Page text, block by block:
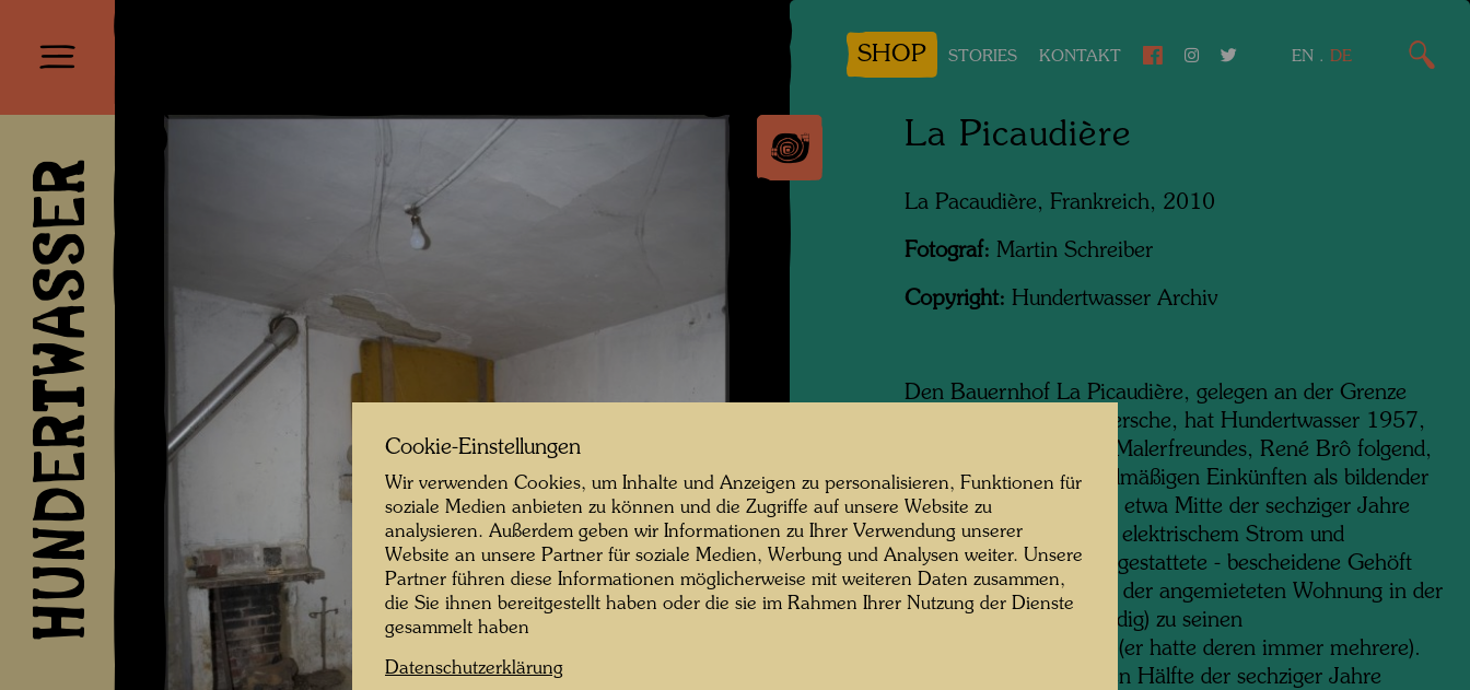
HUNDERTWASSER
SHOP STORIES KONTAKT EN . DE
La Picaudière
La Pacaudière, Frankreich, 2010
Fotograf: Martin Schreiber
Copyright: Hundertwasser Archiv
Den Bauernhof La Picaudière, gelegen an der Grenze
von Normandie und Persche, hat Hundertwasser 1957,
einem Hinweis seines Malerfreundes, René Brô folgend,
von seinen ersten regelmäßigen Einkünften als bildender
Künstler erworben. Bis etwa Mitte der sechziger Jahre
gehörte das - nicht mit elektrischem Strom und
fließendem Wasser ausgestattete - bescheidene Gehöft
(seit 1962 dann neben der angemieteten Wohnung in der
Casa de Maria in Venedig) zu seinen
Lebensschwerpunkten (er hatte deren immer mehrere).
Hier hat er in der ersten Hälfte der sechziger Jahre
Cookie-Einstellungen
Wir verwenden Cookies, um Inhalte und Anzeigen zu personalisieren, Funktionen für
soziale Medien anbieten zu können und die Zugriffe auf unsere Website zu
analysieren. Außerdem geben wir Informationen zu Ihrer Verwendung unserer
Website an unsere Partner für soziale Medien, Werbung und Analysen weiter. Unsere
Partner führen diese Informationen möglicherweise mit weiteren Daten zusammen,
die Sie ihnen bereitgestellt haben oder die sie im Rahmen Ihrer Nutzung der Dienste
gesammelt haben
Datenschutzerklärung